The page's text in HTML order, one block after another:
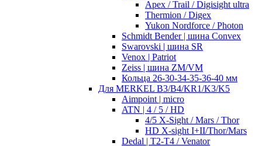
Apex / Trail / Digisight ultra
Thermion / Digex
Yukon Nordforce / Photon
Schmidt Bender | шина Convex
Swarovski | шина SR
Venox | Patriot
Zeiss | шина ZM/VM
Кольца 26-30-34-35-36-40 мм
Для MERKEL B3/B4/KR1/K3/K5
Aimpoint | micro
ATN | 4 / 5 / HD
4/5 X-Sight / Mars / Thor
HD X-sight I+II/Thor/Mars
Dedal | T2-T4 / Venator